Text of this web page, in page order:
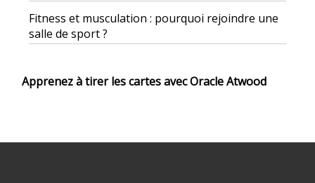
Fitness et musculation : pourquoi rejoindre une
salle de sport ?
Apprenez à tirer les cartes avec Oracle Atwood